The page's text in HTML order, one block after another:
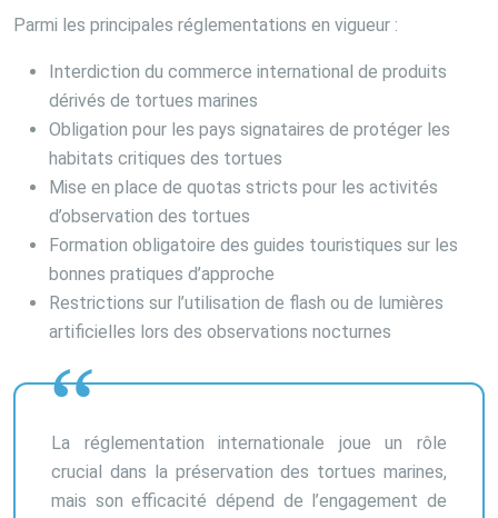
Parmi les principales réglementations en vigueur :
Interdiction du commerce international de produits
dérivés de tortues marines
Obligation pour les pays signataires de protéger les
habitats critiques des tortues
Mise en place de quotas stricts pour les activités
d’observation des tortues
Formation obligatoire des guides touristiques sur les
bonnes pratiques d’approche
Restrictions sur l’utilisation de flash ou de lumières
artificielles lors des observations nocturnes
La réglementation internationale joue un rôle
crucial dans la préservation des tortues marines,
mais son efficacité dépend de l’engagement de